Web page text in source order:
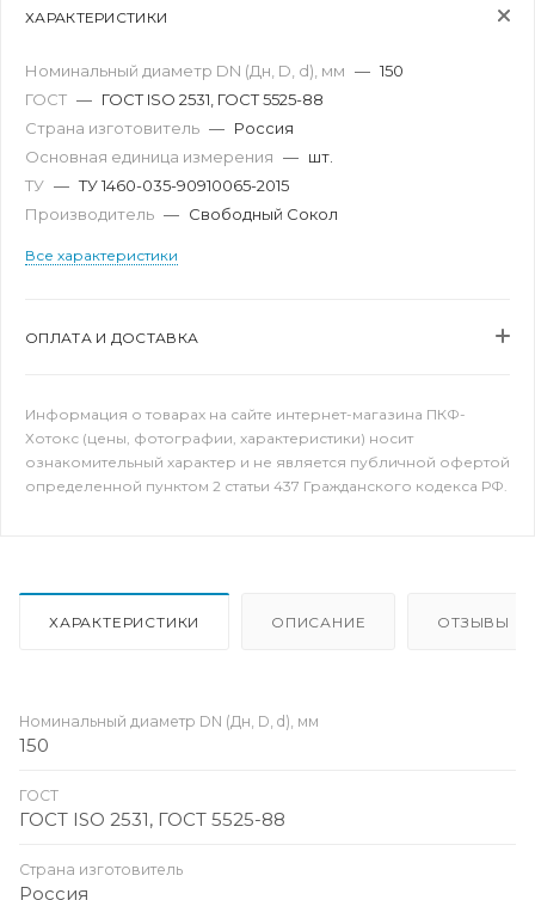
ХАРАКТЕРИСТИКИ
Номинальный диаметр DN (Дн, D, d), мм — 150
ГОСТ — ГОСТ ISO 2531, ГОСТ 5525-88
Страна изготовитель — Россия
Основная единица измерения — шт.
ТУ — ТУ 1460-035-90910065-2015
Производитель — Свободный Сокол
Все характеристики
ОПЛАТА И ДОСТАВКА
Информация о товарах на сайте интернет-магазина ПКФ-
Хотокс (цены, фотографии, характеристики) носит
ознакомительный характер и не является публичной офертой
определенной пунктом 2 статьи 437 Гражданского кодекса РФ.
ХАРАКТЕРИСТИКИ ОПИСАНИЕ ОТЗЫВЫ
Номинальный диаметр DN (Дн, D, d), мм
150
ГОСТ
ГОСТ ISO 2531, ГОСТ 5525-88
Страна изготовитель
Россия